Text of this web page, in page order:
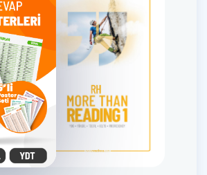
Şifremi Hatırlamıyorum
GİRİŞ YAP
ÜYE DEĞİLİM
İngilizce Gramer
İletişim